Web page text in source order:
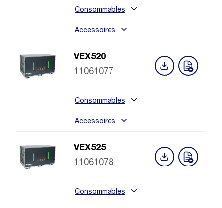
Consommables
Accessoires
VEX520
11061077
Consommables
Accessoires
VEX525
11061078
Consommables